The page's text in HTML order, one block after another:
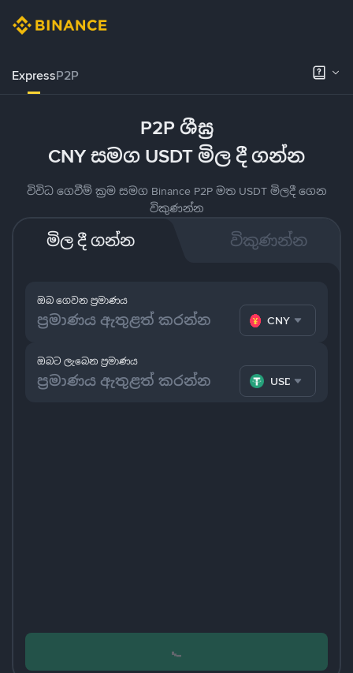
ExpressP2P
P2P ශීඝ්‍ර
CNY සමග USDT මිල දී ගන්න
විවිධ ගෙවීම් ක්‍රම සමග Binance P2P මත USDT මිලදී ගෙන
විකුණන්න
මිල දී ගන්න විකුණන්න
ඔබ ගෙවන ප්‍රමාණය
CNY
ඔබට ලැබෙන ප්‍රමාණය
USDT